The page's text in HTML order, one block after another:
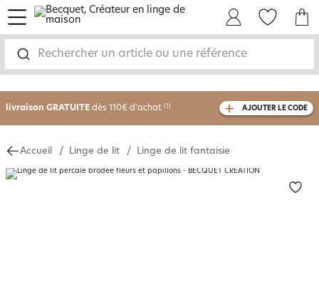
Rechercher un article ou une référence
menu
achetés
AJOUTER LE CODE
Accueil Linge de lit Linge de lit fantaisie